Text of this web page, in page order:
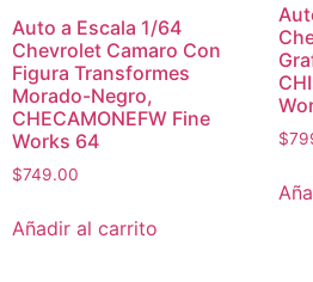
Auto a Escala 1/64
Chevrolet Camaro Con
Figura Transformes
Morado-Negro,
CHECAMONEFW Fine
Works 64
$749.00
Añadir al carrito
$